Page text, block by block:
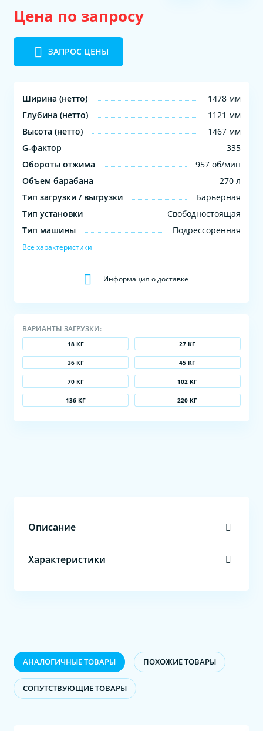
Цена по запросу
ЗАПРОС ЦЕНЫ
Ширина (нетто)
1478 мм
Глубина (нетто)
1121 мм
Высота (нетто)
1467 мм
G-фактор
335
Обороты отжима
957 об/мин
Объем барабана
270 л
Тип загрузки / выгрузки
Барьерная
Тип установки
Свободностоящая
Тип машины
Подрессоренная
Все характеристики
Информация о доставке
ВАРИАНТЫ ЗАГРУЗКИ:
18 КГ 27 КГ
36 КГ 45 КГ
70 КГ 102 КГ
136 КГ 220 КГ
Описание
Характеристики
АНАЛОГИЧНЫЕ ТОВАРЫ ПОХОЖИЕ ТОВАРЫ
CОПУТСТВУЮЩИЕ ТОВАРЫ